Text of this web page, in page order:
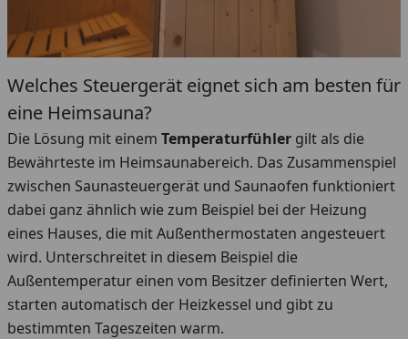
Welches Steuergerät eignet sich am besten für
eine Heimsauna?
Die Lösung mit einem Temperaturfühler gilt als die
Bewährteste im Heimsaunabereich. Das Zusammenspiel
zwischen Saunasteuergerät und Saunaofen funktioniert
dabei ganz ähnlich wie zum Beispiel bei der Heizung
eines Hauses, die mit Außenthermostaten angesteuert
wird. Unterschreitet in diesem Beispiel die
Außentemperatur einen vom Besitzer definierten Wert,
starten automatisch der Heizkessel und gibt zu
bestimmten Tageszeiten warm.